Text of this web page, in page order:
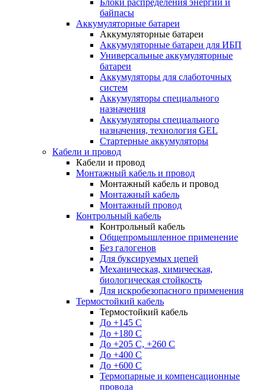
Блоки распределения энергии и
байпасы
Аккумуляторные батареи
Аккумуляторные батареи
Аккумуляторные батареи для ИБП
Универсальные аккумуляторные
батареи
Аккумуляторы для слаботочных
систем
Аккумуляторы специального
назначения
Аккумуляторы специального
назначения, технология GEL
Стартерные аккумуляторы
Кабели и провод
Кабели и провод
Монтажный кабель и провод
Монтажный кабель и провод
Монтажный кабель
Монтажный провод
Контрольный кабель
Контрольный кабель
Общепромышленное применение
Без галогенов
Для буксируемых цепей
Механическая, химическая,
биологическая стойкость
Для искробезопасного применения
Термостойкий кабель
Термостойкий кабель
До +145 С
До +180 C
До +205 С, +260 С
До +400 C
До +600 С
Термопарные и компенсационные
провода